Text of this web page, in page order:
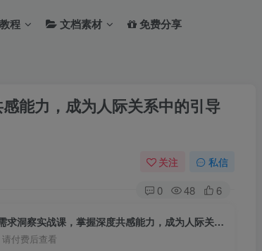
程 文档素材 免费分享
能力，成为人际关系中的引导
关注 私信
0 48 6
（16683期）人性需求洞察实战课，掌握深度共感能力，成为人际关系中的引导者
付费后查看